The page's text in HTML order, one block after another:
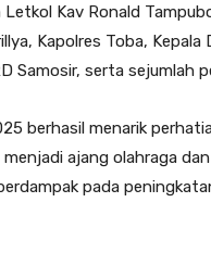
Kav Ronald
Kapolres Toba, Kepala
Samosir, serta sejumlah
berhasil menarik
ajang olahraga
pada